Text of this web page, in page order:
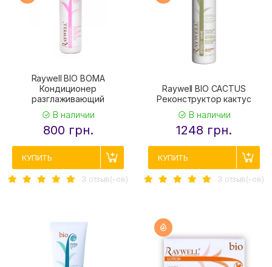
Raywell BIO BOMA
Кондиционер
разглаживающий
В наличии
800 грн.
КУПИТЬ
3 отзыв(-ов)
Raywell BIO CACTUS
Реконструктор кактус
В наличии
1248 грн.
КУПИТЬ
3 отзыв(-ов)